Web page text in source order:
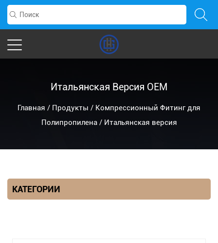
Итальянская Версия OEM
Главная / Продукты / Компрессионный Фитинг для
Полипропилена/ Итальянская версия
КАТЕГОРИИ